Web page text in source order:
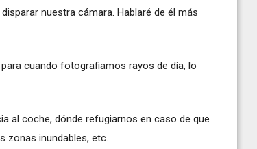
nuestra cámara. Hablaré de él más
cuando fotografiamos rayos de día, lo
al coche, dónde refugiarnos en caso de que
zonas inundables, etc.